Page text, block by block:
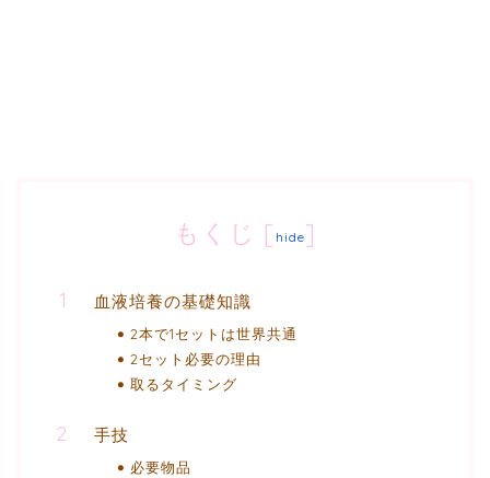
もくじ [ hide]
血液培養の基礎知識
2本で1セットは世界共通
2セット必要の理由
取るタイミング
手技
必要物品